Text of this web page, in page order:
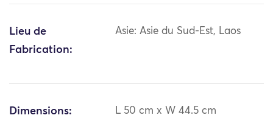
Lieu de
Fabrication:
Asie: Asie du Sud-Est, Laos
Dimensions: L 50 cm x W 44.5 cm